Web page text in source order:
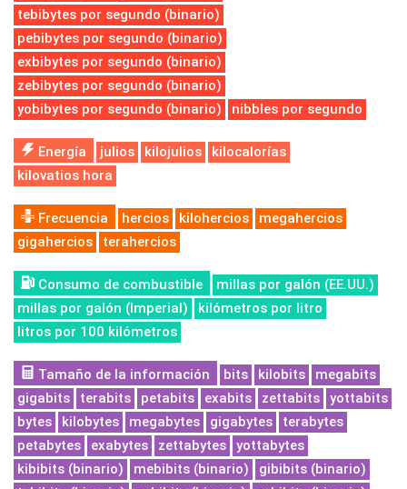
tebibytes por segundo (binario)
pebibytes por segundo (binario)
exbibytes por segundo (binario)
zebibytes por segundo (binario)
yobibytes por segundo (binario)
nibbles por segundo
Energía julios kilojulios
kilocalorías
kilovatios hora
Frecuencia hercios kilohercios
megahercios
gigahercios
terahercios
Consumo de combustible
millas por galón (EE.UU.)
millas por galón (Imperial)
kilómetros por litro
litros por 100 kilómetros
Tamaño de la información bits kilobits
megabits
gigabits
terabits petabits exabits zettabits
yottabits
bytes
kilobytes megabytes gigabytes
terabytes
petabytes
exabytes zettabytes
yottabytes
kibibits (binario)
mebibits (binario)
gibibits (binario)